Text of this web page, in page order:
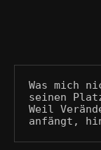
Was mich
seinen
Weil
anfängt,